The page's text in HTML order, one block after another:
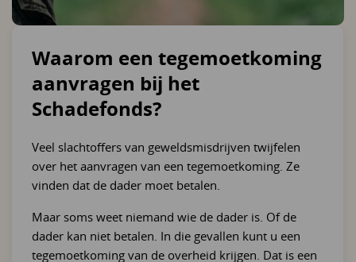
Waarom een tegemoetkoming
aanvragen bij het
Schadefonds?
Veel slachtoffers van geweldsmisdrijven twijfelen
over het aanvragen van een tegemoetkoming. Ze
vinden dat de dader moet betalen.
Maar soms weet niemand wie de dader is. Of de
dader kan niet betalen. In die gevallen kunt u een
tegemoetkoming van de overheid krijgen. Dat is een